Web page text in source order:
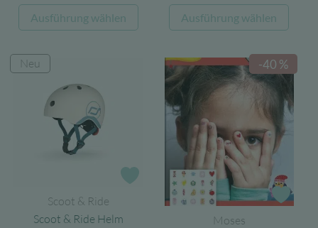
Preis
war:
Preis
ist:
Ausführung wählen
Produkt
mehrere
Varianten
auf
Produktseite
war:
11,95 €
ist:
7,17 €.
Ausführung wählen
auf.
Die
der
Zur Wunschliste
Neu
Scoot & Ride
Scoot & Ride Helm
-40 %
Moses